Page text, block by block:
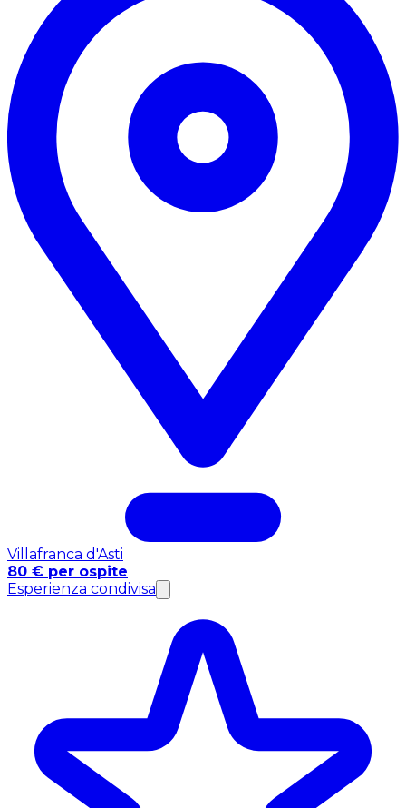
Villafranca d'Asti
80 € per ospite
Esperienza condivisa